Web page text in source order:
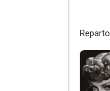
Reparto